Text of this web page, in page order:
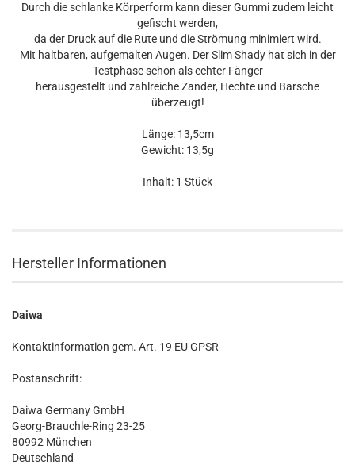
Durch die schlanke Körperform kann dieser Gummi zudem leicht
gefischt werden,
da der Druck auf die Rute und die Strömung minimiert wird.
Mit haltbaren, aufgemalten Augen. Der Slim Shady hat sich in der
Testphase schon als echter Fänger
herausgestellt und zahlreiche Zander, Hechte und Barsche
überzeugt!
Länge: 13,5cm
Gewicht: 13,5g
Inhalt: 1 Stück
Hersteller Informationen
Daiwa
Kontaktinformation gem. Art. 19 EU GPSR
Postanschrift:
Daiwa Germany GmbH
Georg-Brauchle-Ring 23-25
80992 München
Deutschland